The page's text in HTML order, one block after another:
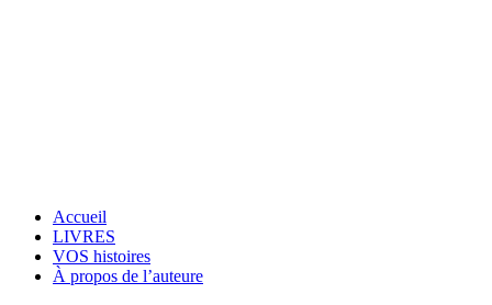
Accueil
LIVRES
VOS histoires
À propos de l’auteure